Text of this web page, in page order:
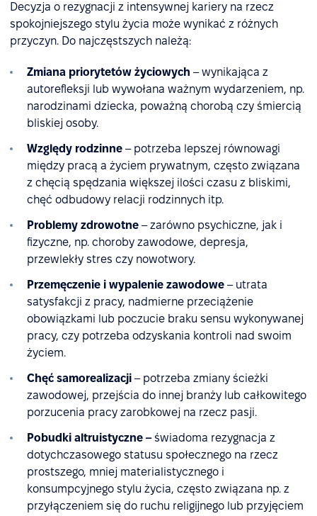
Decyzja o rezygnacji z intensywnej kariery na rzecz
spokojniejszego stylu życia może wynikać z różnych
przyczyn. Do najczęstszych należą:
Zmiana priorytetów życiowych – wynikająca z
autorefleksji lub wywołana ważnym wydarzeniem, np.
narodzinami dziecka, poważną chorobą czy śmiercią
bliskiej osoby.
Względy rodzinne – potrzeba lepszej równowagi
między pracą a życiem prywatnym, często związana
z chęcią spędzania większej ilości czasu z bliskimi,
chęć odbudowy relacji rodzinnych itp.
Problemy zdrowotne – zarówno psychiczne, jak i
fizyczne, np. choroby zawodowe, depresja,
przewlekły stres czy nowotwory.
Przemęczenie i wypalenie zawodowe – utrata
satysfakcji z pracy, nadmierne przeciążenie
obowiązkami lub poczucie braku sensu wykonywanej
pracy, czy potrzeba odzyskania kontroli nad swoim
życiem.
Chęć samorealizacji – potrzeba zmiany ścieżki
zawodowej, przejścia do innej branży lub całkowitego
porzucenia pracy zarobkowej na rzecz pasji.
Pobudki altruistyczne –świadoma rezygnacja z
dotychczasowego statusu społecznego na rzecz
prostszego, mniej materialistycznego i
konsumpcyjnego stylu życia, często związana np. z
przyłączeniem się do ruchu religijnego lub przyjęciem